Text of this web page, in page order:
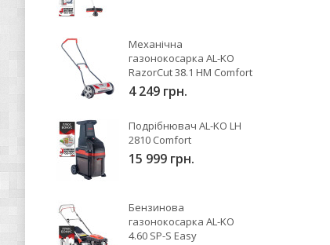
Механічна
газонокосарка AL-KO
RazorCut 38.1 HM Comfort
4 249 грн.
Подрібнювач AL-KO LH
2810 Comfort
15 999 грн.
Бензинова
газонокосарка AL-KO
4.60 SP-S Easy